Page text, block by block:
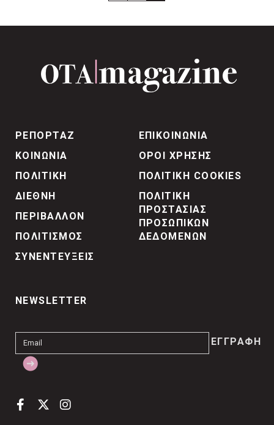
ΡΕΠΟΡΤΑΖ
ΚΟΙΝΩΝΙΑ
ΠΟΛΙΤΙΚΗ
ΔΙΕΘΝΗ
ΠΕΡΙΒΑΛΛΟΝ
ΠΟΛΙΤΙΣΜΟΣ
ΣΥΝΕΝΤΕΥΞΕΙΣ
ΕΠΙΚΟΙΝΩΝΙΑ
ΟΡΟΙ ΧΡΗΣΗΣ
ΠΟΛΙΤΙΚΗ COOKIES
ΠΟΛΙΤΙΚΗ
ΠΡΟΣΤΑΣΙΑΣ
ΠΡΟΣΩΠΙΚΩΝ
ΔΕΔΟΜΕΝΩΝ
NEWSLETTER